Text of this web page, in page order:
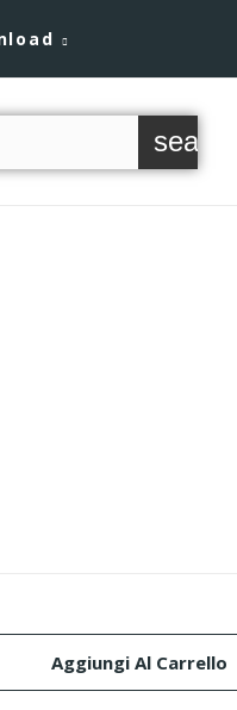
search
Aggiungi Al Carrello